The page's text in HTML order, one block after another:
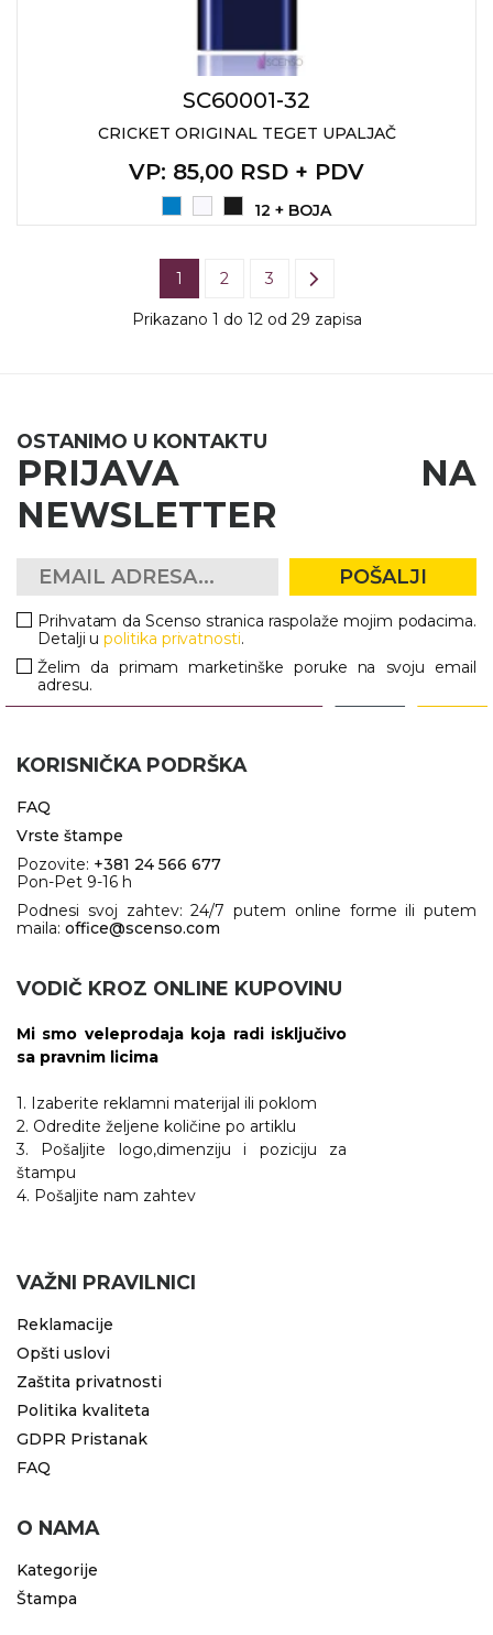
SC60001-32
CRICKET ORIGINAL TEGET UPALJAČ
VP: 85,00 RSD + PDV
12 + BOJA
1 2 3
Prikazano 1 do 12 od 29 zapisa
OSTANIMO U KONTAKTU
PRIJAVA NA
NEWSLETTER
POŠALJI
Prihvatam da Scenso stranica raspolaže mojim podacima.
Detalji upolitika privatnosti.
Želim da primam marketinške poruke na svoju email
adresu.
KORISNIČKA PODRŠKA
FAQ
Vrste štampe
Pozovite: +381 24 566 677
Pon-Pet 9-16 h
Podnesi svoj zahtev: 24/7 putem online forme ili putem
maila: office@scenso.com
VODIČ KROZ ONLINE KUPOVINU
Mi smo veleprodaja koja radi isključivo
sa pravnim licima
1. Izaberite reklamni materijal ili poklom
2. Odredite željene količine po artiklu
3. Pošaljite logo,dimenziju i poziciju za
štampu
4. Pošaljite nam zahtev
VAŽNI PRAVILNICI
Reklamacije
Opšti uslovi
Zaštita privatnosti
Politika kvaliteta
GDPR Pristanak
FAQ
O NAMA
Kategorije
Štampa